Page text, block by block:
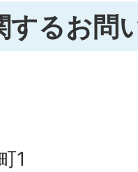
するお問
1